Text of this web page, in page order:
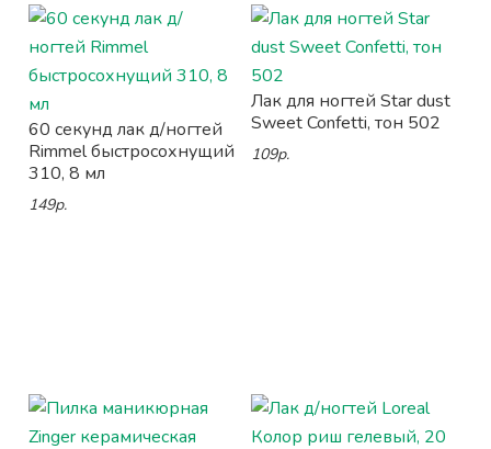
60 секунд лак д/ногтей
Rimmel быстросохнущий
310, 8 мл
149р.
Лак для ногтей Star dust
Sweet Confetti, тон 502
109р.